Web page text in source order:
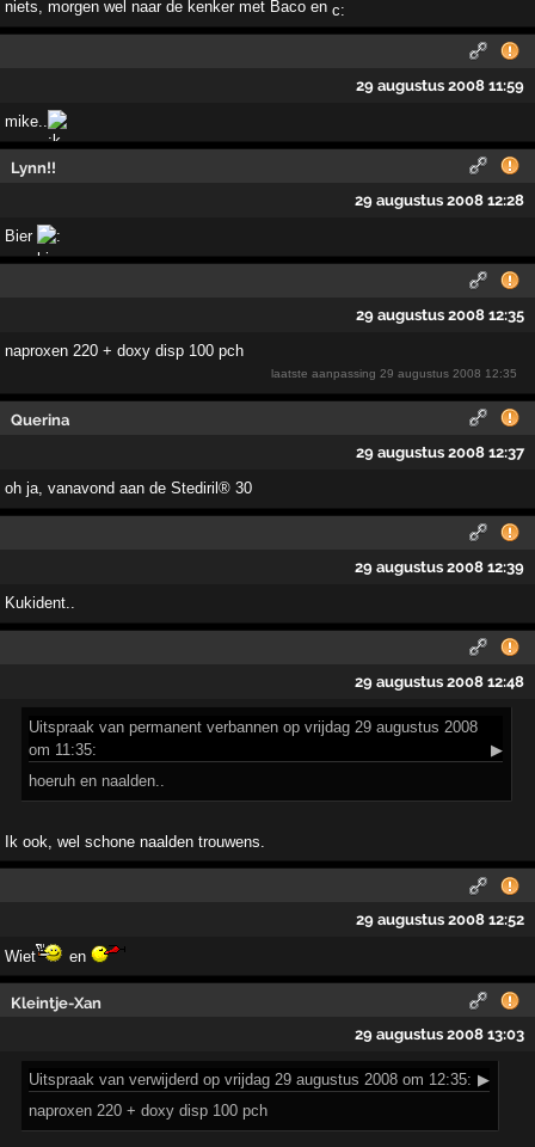
niets, morgen wel naar de kenker met Baco en
29 augustus 2008 11:59
mike..
Lynn!!
29 augustus 2008 12:28
Bier
29 augustus 2008 12:35
naproxen 220 + doxy disp 100 pch
laatste aanpassing29 augustus 2008 12:35
Querina
29 augustus 2008 12:37
oh ja, vanavond aan de Stediril® 30
29 augustus 2008 12:39
Kukident..
29 augustus 2008 12:48
Uitspraak van permanent verbannen op vrijdag 29 augustus 2008
om 11:35:
▶
hoeruh en naalden..
Ik ook, wel schone naalden trouwens.
29 augustus 2008 12:52
Wiet en
Kleintje-Xan
29 augustus 2008 13:03
Uitspraak van verwijderd op vrijdag 29 augustus 2008 om 12:35: ▶
naproxen 220 + doxy disp 100 pch